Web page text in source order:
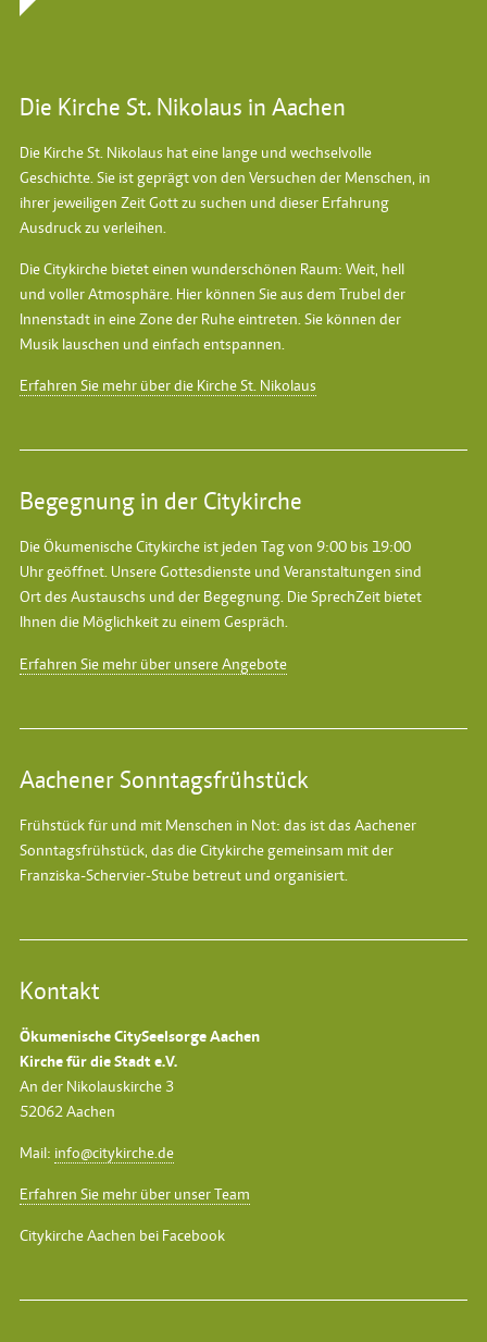
Die Kirche St. Nikolaus in Aachen
Die Kirche St. Nikolaus hat eine lange und wechselvolle
Geschichte. Sie ist geprägt von den Versuchen der Menschen, in
ihrer jeweiligen Zeit Gott zu suchen und dieser Erfahrung
Ausdruck zu verleihen.
Die Citykirche bietet einen wunderschönen Raum: Weit, hell
und voller Atmosphäre. Hier können Sie aus dem Trubel der
Innenstadt in eine Zone der Ruhe eintreten. Sie können der
Musik lauschen und einfach entspannen.
Erfahren Sie mehr über die Kirche St. Nikolaus
Begegnung in der Citykirche
Die Ökumenische Citykirche ist jeden Tag von 9:00 bis 19:00
Uhr geöffnet. Unsere Gottesdienste und Veranstaltungen sind
Ort des Austauschs und der Begegnung. Die SprechZeit bietet
Ihnen die Möglichkeit zu einem Gespräch.
Erfahren Sie mehr über unsere Angebote
Aachener Sonntagsfrühstück
Frühstück für und mit Menschen in Not: das ist das Aachener
Sonntagsfrühstück, das die Citykirche gemeinsam mit der
Franziska-Schervier-Stube betreut und organisiert.
Kontakt
Ökumenische CitySeelsorge Aachen
Kirche für die Stadt e.V.
An der Nikolauskirche 3
52062 Aachen
Mail: info@citykirche.de
Erfahren Sie mehr über unser Team
Citykirche Aachen bei Facebook